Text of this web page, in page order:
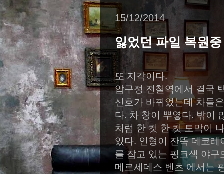
15/12/2014
잃었던 파일 복원
또 지각이다.
압구정 전철역에서 결국
신호가 바뀌었는데 차들
다. 차 창이 뿌옇다. 밖이
처럼 한 컷 한 컷 토막이
있다. 인형이 잔뜩 데코
를 잡고 있는 핑크색 야
메르세데스 벤츠 에서는